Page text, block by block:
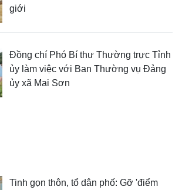
giới
Đồng chí Phó Bí thư Thường trực Tỉnh
ủy làm việc với Ban Thường vụ Đảng
ủy xã Mai Sơn
Tinh gọn thôn, tổ dân phố: Gỡ 'điểm